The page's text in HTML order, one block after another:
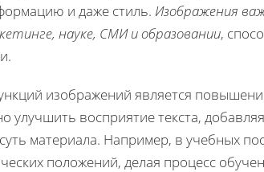
и даже стиль. Изображения
науке, СМИ и образовании,
изображений является
улучшить восприятие текста,
материала. Например, в учебных
положений, делая процесс